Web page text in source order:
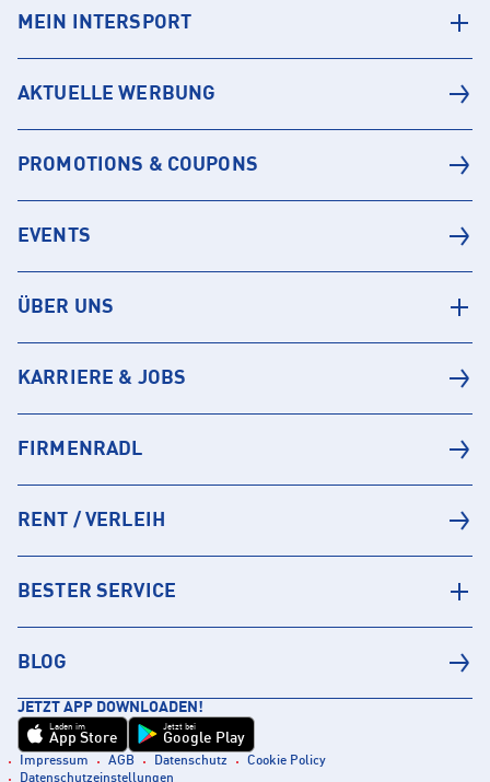
MEIN INTERSPORT
AKTUELLE WERBUNG
PROMOTIONS & COUPONS
EVENTS
ÜBER UNS
KARRIERE & JOBS
FIRMENRADL
RENT / VERLEIH
BESTER SERVICE
BLOG
JETZT APP DOWNLOADEN!
Laden im
App Store
Jetzt bei
Google Play
Impressum AGB Datenschutz
Cookie Policy
Datenschutzeinstellungen